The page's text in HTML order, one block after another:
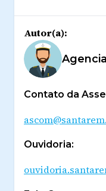
Autor(a):
Contato da
Ouvidoria: